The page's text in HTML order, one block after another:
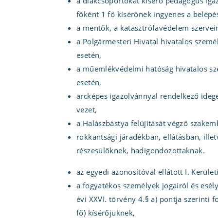
főként 1 fő kísérőnek ingyenes a
a mentők, a katasztrófavédelem
a Polgármesteri Hivatal hivatalos
esetén,
a műemlékvédelmi hatóság hivatalos
esetén,
arcképes igazolvánnyal rendelkező
vezet,
a Halászbástya felújítását végző
rokkantsági járadékban, ellátásban,
részesülőknek, hadigondozottaknak.
az egyedi azonosítóval ellátott I.
a fogyatékos személyek jogairól és
évi XXVI. törvény 4.§ a) pontja szerinti
fő) kísérőjüknek,